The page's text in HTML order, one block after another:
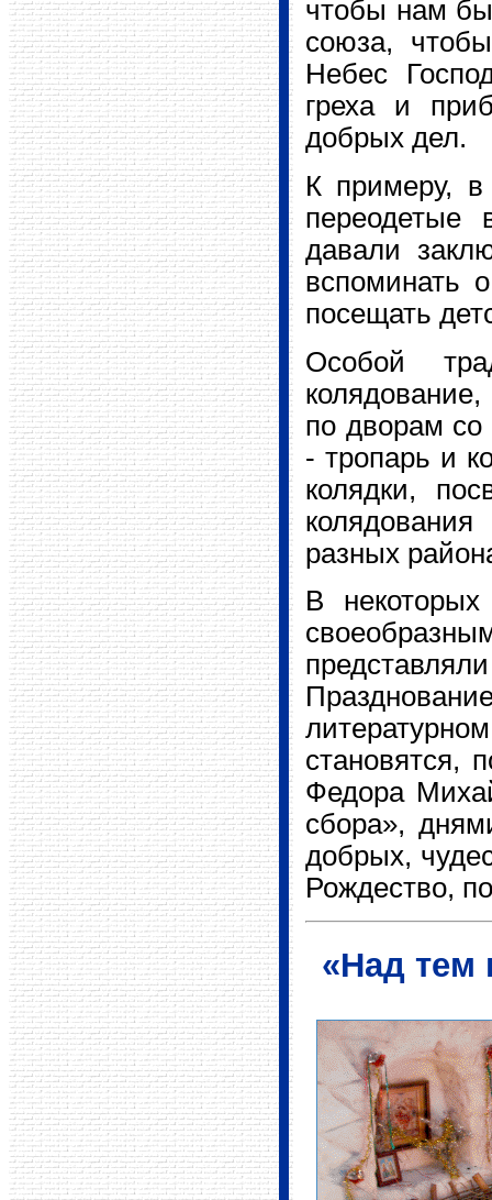
чтобы нам
союза,
Небес
греха и
добрых дел.
К примеру,
давали
вспоминать
посещать
Особой
по дворам со
- тропарь и
колядки,
разных
В
становятся,
Федора
сбора»,
добрых,
Рождество,
«Над тем